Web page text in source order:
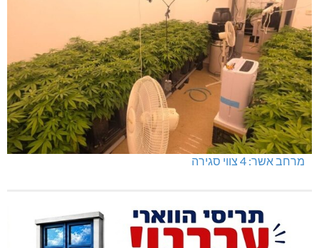
מרחב אשר: 4 צווי סגירה